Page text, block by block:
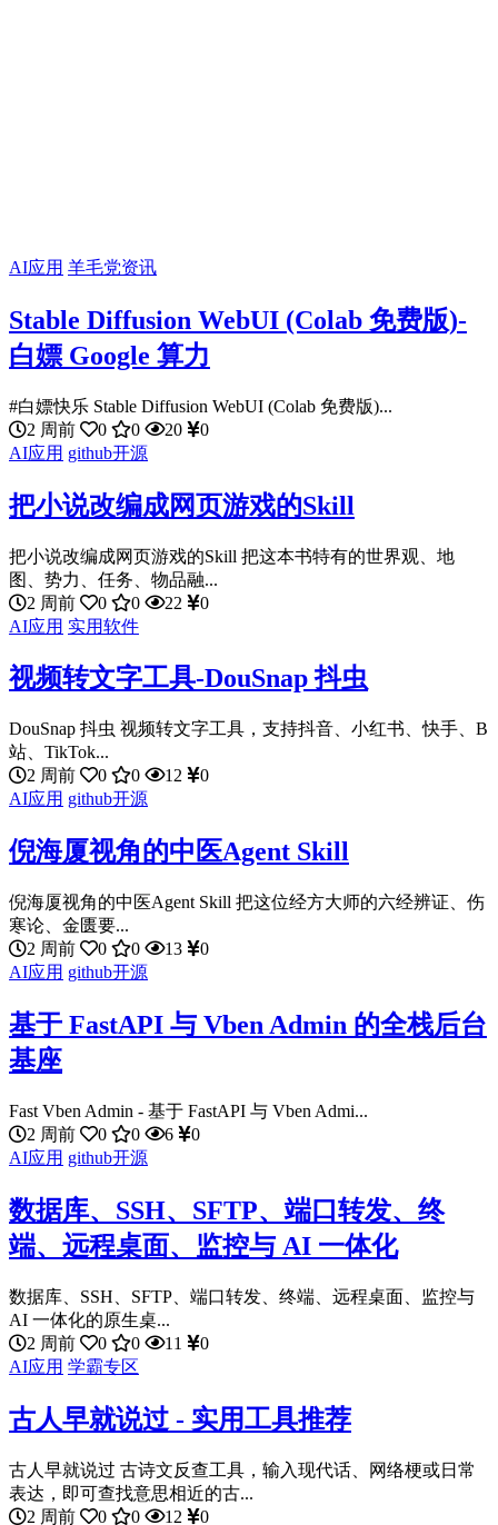
AI应用 羊毛党资讯
Stable Diffusion WebUI (Colab 免费版)-
白嫖 Google 算力
#白嫖快乐 Stable Diffusion WebUI (Colab 免费版)...
2 周前
0 0 20
0
AI应用 github开源
把小说改编成网页游戏的Skill
把小说改编成网页游戏的Skill 把这本书特有的世界观、地
图、势力、任务、物品融...
2 周前
0 0 22
0
AI应用 实用软件
视频转文字工具-DouSnap 抖虫
DouSnap 抖虫 视频转文字工具，支持抖音、小红书、快手、B
站、TikTok...
2 周前
0 0 12
0
AI应用 github开源
倪海厦视角的中医Agent Skill
倪海厦视角的中医Agent Skill 把这位经方大师的六经辨证、伤
寒论、金匮要...
2 周前
0 0 13
0
AI应用 github开源
基于 FastAPI 与 Vben Admin 的全栈后台
基座
Fast Vben Admin - 基于 FastAPI 与 Vben Admi...
2 周前
0 0 6
0
AI应用 github开源
数据库、SSH、SFTP、端口转发、终
端、远程桌面、监控与 AI 一体化
数据库、SSH、SFTP、端口转发、终端、远程桌面、监控与
AI 一体化的原生桌...
2 周前
0 0 11
0
AI应用 学霸专区
古人早就说过 - 实用工具推荐
古人早就说过 古诗文反查工具，输入现代话、网络梗或日常
表达，即可查找意思相近的古...
2 周前
0 0 12 0